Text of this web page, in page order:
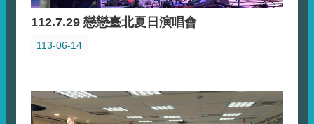
112.7.29 戀戀臺北夏日演唱會
113-06-14